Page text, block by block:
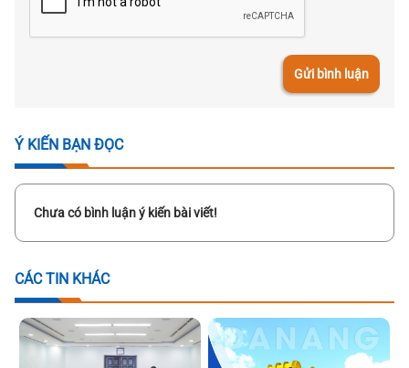
Gửi bình luận
Ý KIẾN BẠN ĐỌC
Chưa có bình luận ý kiến bài viết!
CÁC TIN KHÁC